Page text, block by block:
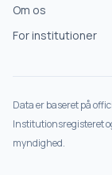
Om os
For institutioner
Data er baseret på
Institutionsregisteret
myndighed.